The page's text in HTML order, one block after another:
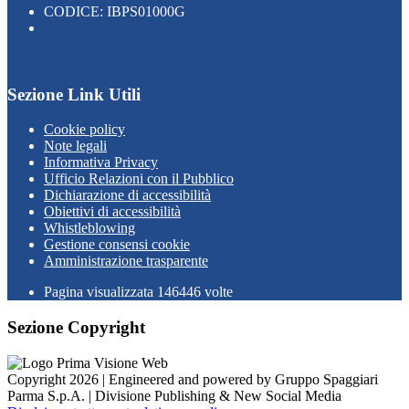
CODICE: IBPS01000G
Sezione Link Utili
Cookie policy
Note legali
Informativa Privacy
Ufficio Relazioni con il Pubblico
Dichiarazione di accessibilità
Obiettivi di accessibilità
Whistleblowing
Gestione consensi cookie
Amministrazione trasparente
Pagina visualizzata 146446 volte
Sezione Copyright
Copyright 2026 | Engineered and powered by Gruppo Spaggiari
Parma S.p.A. | Divisione Publishing & New Social Media